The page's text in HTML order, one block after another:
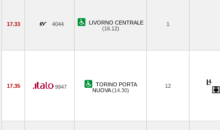
17.33 4044
LIVORNO CENTRALE
(16.12)
1
17.35 9947
TORINO PORTA
NUOVA(14.30)
12